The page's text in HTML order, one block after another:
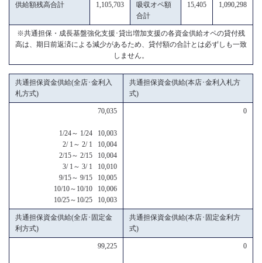
供給額残高合計 1,105,703
吸収オペ額
合計
15,405 1,090,298
※共通担保・成長基盤強化支援･貸出増加支援の各資金供給オペの貸付残
高は、期日前返済による減少があるため、貸付額の合計とは必ずしも一致
しません。
共通担保資金供給(全店･金利入
札方式)
共通担保資金供給(本店･金利入札方
式)
70,035
1/24～ 1/24 10,003
2/ 1～ 2/ 1 10,004
2/15～ 2/15 10,004
3/ 1～ 3/ 1 10,010
9/15～ 9/15 10,005
10/10～10/10 10,006
10/25～10/25 10,003
0
共通担保資金供給(全店･固定金
利方式)
共通担保資金供給(本店･固定金利方
式)
99,225 0